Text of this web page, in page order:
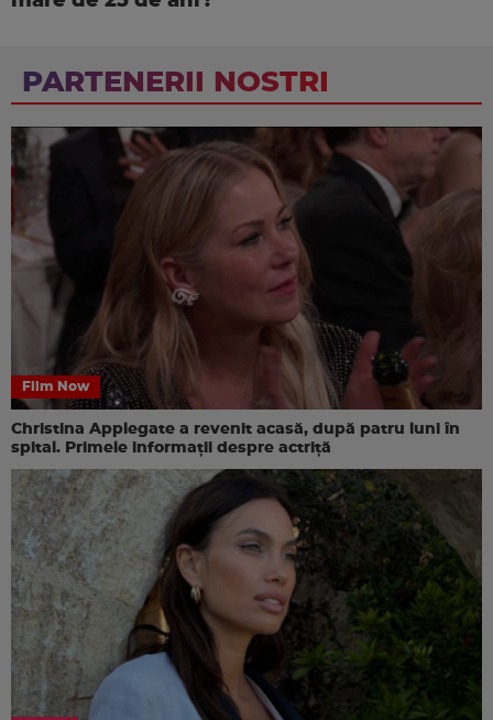
PARTENERII NOSTRI
Film Now
Christina Applegate a revenit acasă, după patru luni în
spital. Primele informații despre actriță